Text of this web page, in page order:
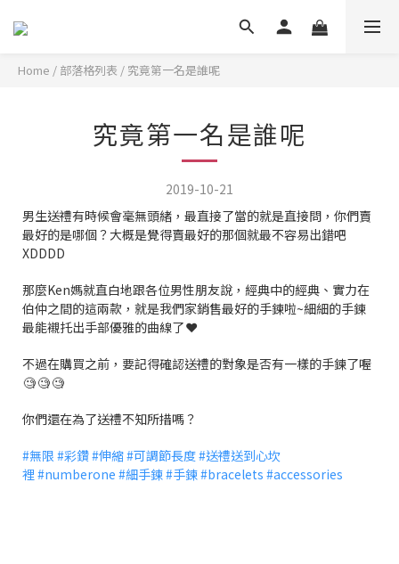
Home / 部落格列表 / 究竟第一名是誰呢
究竟第一名是誰呢
2019-10-21
男生送禮有時候會毫無頭緒，最直接了當的就是直接問，你們賣
最好的是哪個？大概是覺得賣最好的那個就最不容易出錯吧
XDDDD
那麼Ken媽就直白地跟各位男性朋友說，經典中的經典、實力在
伯仲之間的這兩款，就是我們家銷售最好的手鍊啦~細細的手鍊
最能襯托出手部優雅的曲線了❤️
不過在購買之前，要記得確認送禮的對象是否有一樣的手鍊了喔
🧐🧐🧐
你們還在為了送禮不知所措嗎？
#無限 #彩鑽#伸縮#可調節長度#送禮送到心坎
裡 #numberone #細手鍊#手鍊#bracelets #accessories